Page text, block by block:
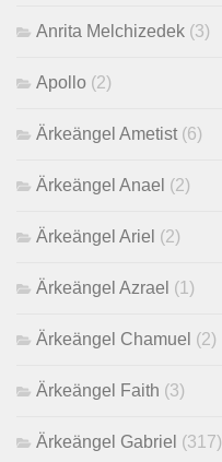
Anrita Melchizedek (3)
Apollo (2)
Ärkeängel Ametist (6)
Ärkeängel Anael (2)
Ärkeängel Ariel (2)
Ärkeängel Azrael (1)
Ärkeängel Chamuel (2)
Ärkeängel Faith (3)
Ärkeängel Gabriel (317)